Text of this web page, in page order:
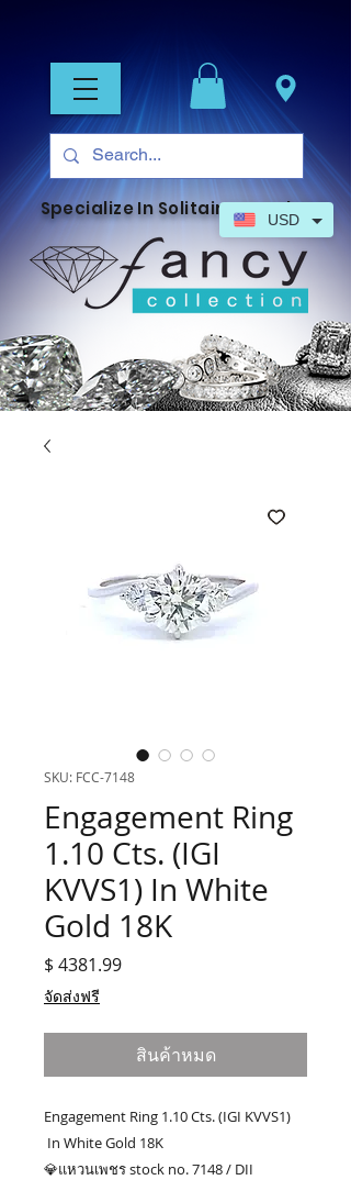
Specialize In Solitaire Jewelry
SKU: FCC-7148
Engagement Ring
1.10 Cts. (IGI
KVVS1) In White
Gold 18K
$ 4381.99ราคา
จัดส่งฟรี
สินค้าหมด
Engagement Ring 1.10 Cts. (IGI KVVS1)
In White Gold 18K
💎แหวนเพชร stock no. 7148 / DII
USD